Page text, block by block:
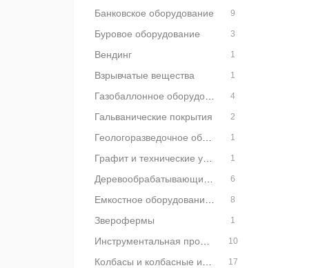
Банковское оборудование 9
Буровое оборудование 3
Вендинг 1
Взрывчатые вещества 1
4
Гальванические покрытия 2
1
1
6
8
Зверофермы 1
10
17